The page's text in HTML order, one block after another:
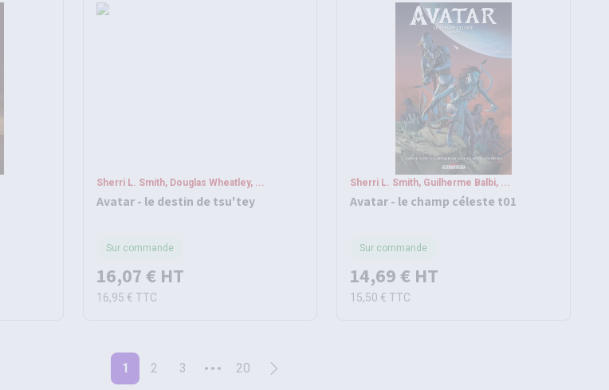
Sherri L. Smith, Douglas Wheatley, ...
Avatar - le destin de tsu'tey
Sur commande
16,07 € HT
16,95 € TTC
Sherri L. Smith, Guilherme Balbi, ...
Avatar - le champ céleste t01
Sur commande
14,69 € HT
15,50 € TTC
1 2 3 20